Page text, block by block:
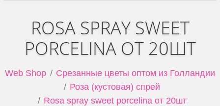
ROSA SPRAY SWEET
PORCELINA ОТ 20ШТ
Web Shop
Срезанные цветы оптом из Голландии
Роза (кустовая) спрей
Rosa spray sweet porcelina от 20шт